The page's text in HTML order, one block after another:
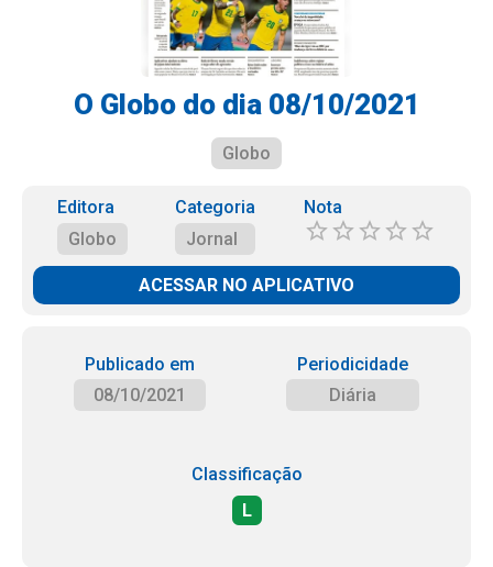
O Globo do dia 08/10/2021
Globo
Editora
Globo
Categoria
Jornal
Nota
ACESSAR NO APLICATIVO
Publicado em
08/10/2021
Periodicidade
Diária
Classificação
L